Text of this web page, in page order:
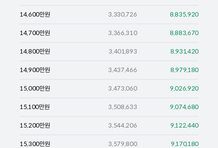
14,600만원 3,330,726 8,835,920
14,700만원 3,366,310 8,883,670
14,800만원 3,401,893 8,931,420
14,900만원 3,437,466 8,979,180
15,000만원 3,473,060 9,026,920
15,100만원 3,508,633 9,074,680
15,200만원 3,544,206 9,122,440
15,300만원 3,579,800 9,170,180